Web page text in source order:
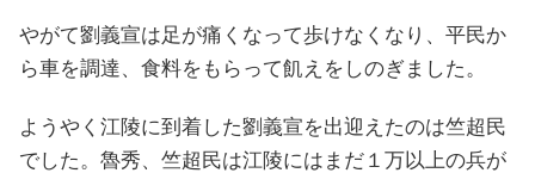
やがて劉義宣は足が痛くなって歩けなくなり、平民か
ら車を調達、食料をもらって飢えをしのぎました。
ようやく江陵に到着した劉義宣を出迎えたのは竺超民
でした。魯秀、竺超民は江陵にはまだ１万以上の兵が